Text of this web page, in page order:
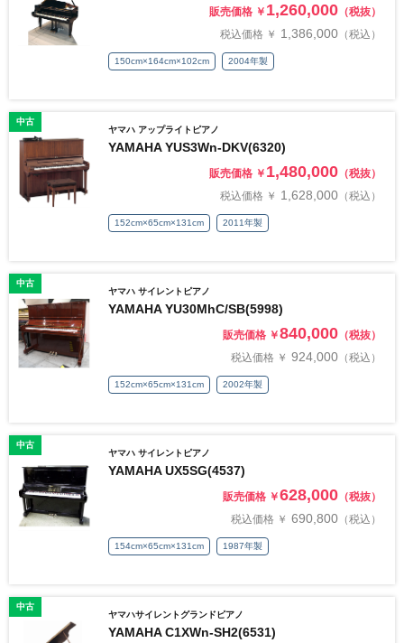
販売価格 ￥ 1,260,000 （税抜）
税込価格 ￥ 1,386,000 （税込）
150cm×164cm×102cm 2004年製
中古
ヤマハ アップライトピアノ
YAMAHA YUS3Wn-DKV(6320)
販売価格 ￥ 1,480,000 （税抜）
税込価格 ￥ 1,628,000 （税込）
152cm×65cm×131cm 2011年製
中古
ヤマハ サイレントピアノ
YAMAHA YU30MhC/SB(5998)
販売価格 ￥840,000 （税抜）
税込価格 ￥ 924,000 （税込）
152cm×65cm×131cm 2002年製
中古
ヤマハ サイレントピアノ
YAMAHA UX5SG(4537)
販売価格 ￥628,000 （税抜）
税込価格 ￥ 690,800 （税込）
154cm×65cm×131cm 1987年製
中古
ヤマハサイレントグランドピアノ
YAMAHA C1XWn-SH2(6531)